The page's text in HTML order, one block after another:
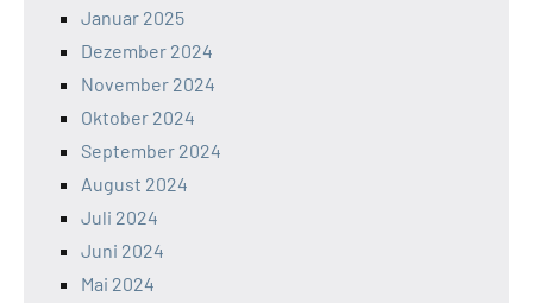
Januar 2025
Dezember 2024
November 2024
Oktober 2024
September 2024
August 2024
Juli 2024
Juni 2024
Mai 2024